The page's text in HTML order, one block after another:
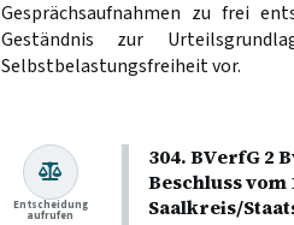
Gesprächsaufnahmen zu frei
Geständnis zur
Selbstbelastungsfreiheit vor.
304. BVerfG 2
Beschluss vom
Saalkreis/
Entscheidung
aufrufen